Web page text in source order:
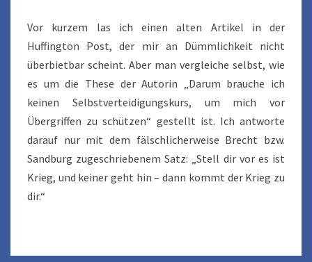
Vor kurzem las ich einen alten Artikel in der
Huffington Post, der mir an Dümmlichkeit nicht
überbietbar scheint. Aber man vergleiche selbst, wie
es um die These der Autorin „Darum brauche ich
keinen Selbstverteidigungskurs, um mich vor
Übergriffen zu schützen“ gestellt ist. Ich antworte
darauf nur mit dem fälschlicherweise Brecht bzw.
Sandburg zugeschriebenem Satz: „Stell dir vor es ist
Krieg, und keiner geht hin – dann kommt der Krieg zu
dir.“